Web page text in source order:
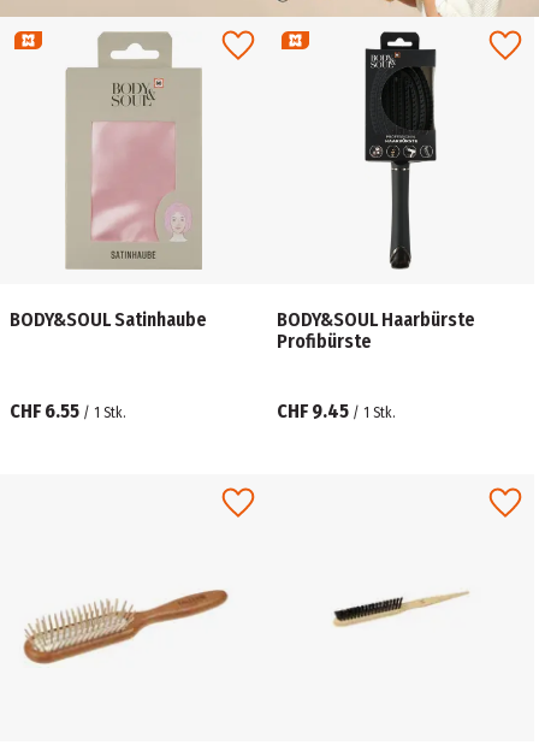
BODY&SOUL Satinhaube
CHF 6.55 / 1 Stk.
BODY&SOUL Haarbürste
Profibürste
CHF 9.45 / 1 Stk.